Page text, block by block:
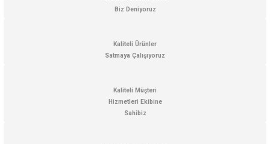
Biz Deniyoruz
Kaliteli Ürünler
Satmaya Çalışıyoruz
Kaliteli Müşteri
Hizmetleri Ekibine
Sahibiz